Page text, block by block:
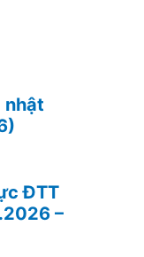
nhật
ĐTT
–